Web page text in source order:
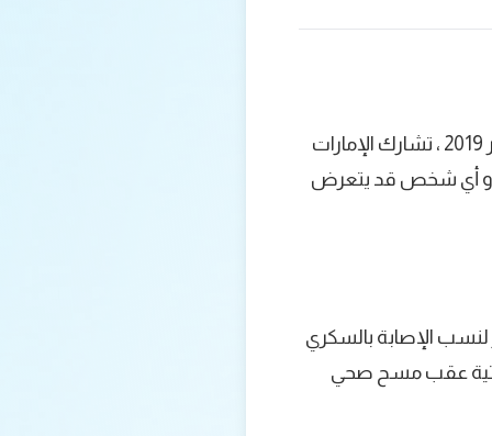
في إطار الحملة العالمية لمواجهة مرض السكري وبمناسبة اليوم العالمي له في 14 نوفمبر 2019 ، تشارك الإمارات
أو أي شخص قد يتعرض
الإصابة بالسكري
الإماراتية عقب مسح صحي